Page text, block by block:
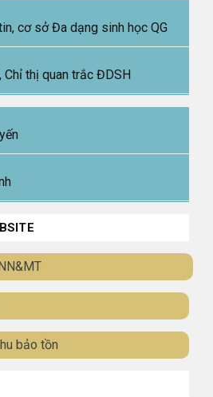
cơ sở Đa dạng sinh học QG
Chỉ thị quan trắc ĐDSH
bảo tồn